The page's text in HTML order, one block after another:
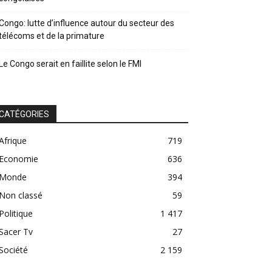
lutte d’influence autour du secteur des
et de la primature
Congo serait en faillite selon le FMI
719
636
394
classé
59
1 417
Tv
27
2 159